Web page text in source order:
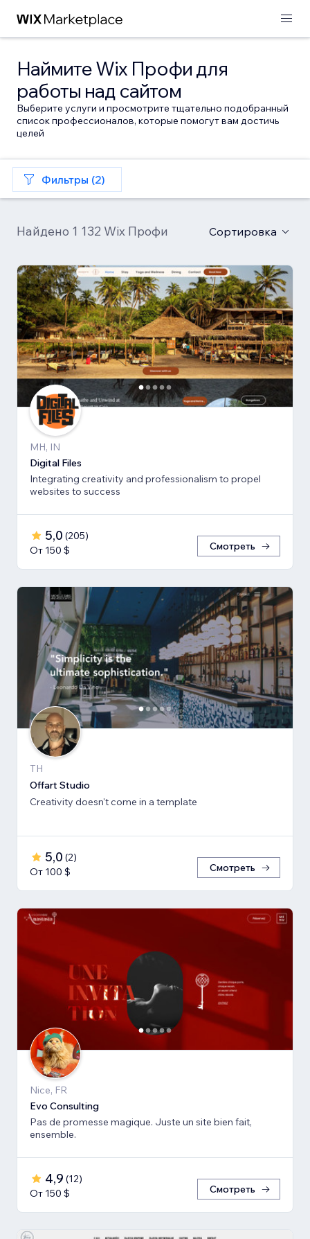
Наймите Wix Профи для
работы над сайтом
Выберите услуги и просмотрите тщательно подобранный
список профессионалов, которые помогут вам достичь
целей
Фильтры (2)
Найдено 1 132 Wix Профи Сортировка
MH, IN
Digital Files
Integrating creativity and professionalism to propel
websites to success
5,0 (205)
От 150 $
Смотреть
TH
Offart Studio
Creativity doesn't come in a template
5,0 (2)
От 100 $
Смотреть
Nice, FR
Evo Consulting
Pas de promesse magique. Juste un site bien fait,
ensemble.
4,9 (12)
От 150 $
Смотреть